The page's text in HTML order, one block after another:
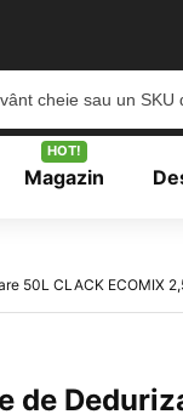
Magazin
HOT!
50L CLACK ECOMIX
de